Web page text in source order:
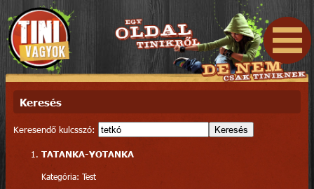
Keresés
Keresendő kulcsszó: Keresés
TATANKA-YOTANKA
Kategória: Test